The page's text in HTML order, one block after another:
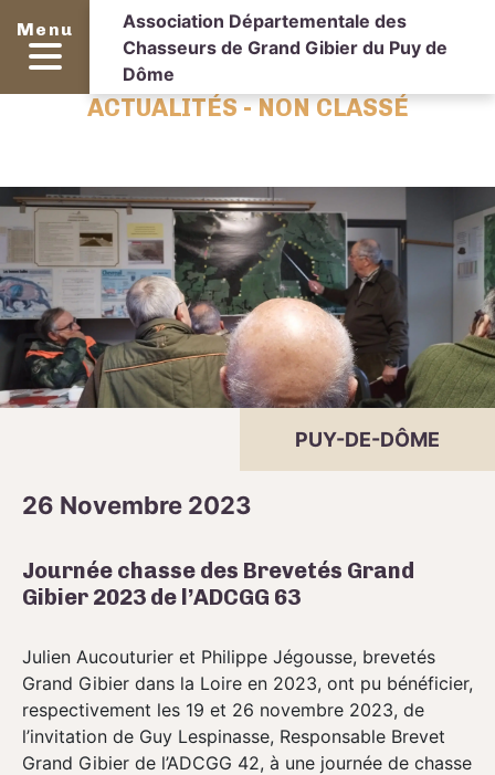
Menu
Association Départementale des
Chasseurs de Grand Gibier du Puy de
Dôme
ACTUALITÉS - NON CLASSÉ
PUY-DE-DÔME
26 Novembre 2023
Journée chasse des Brevetés Grand
Gibier 2023 de l’ADCGG 63
Julien Aucouturier et Philippe Jégousse, brevetés
Grand Gibier dans la Loire en 2023, ont pu bénéficier,
respectivement les 19 et 26 novembre 2023, de
l’invitation de Guy Lespinasse, Responsable Brevet
Grand Gibier de l’ADCGG 42, à une journée de chasse